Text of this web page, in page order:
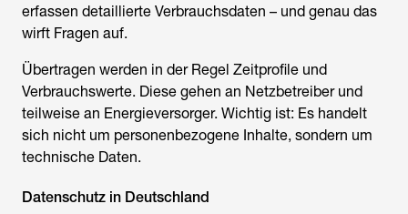
erfassen detaillierte Verbrauchsdaten – und genau das
wirft Fragen auf.
Übertragen werden in der Regel Zeitprofile und
Verbrauchswerte. Diese gehen an Netzbetreiber und
teilweise an Energieversorger. Wichtig ist: Es handelt
sich nicht um personenbezogene Inhalte, sondern um
technische Daten.
Datenschutz in Deutschland